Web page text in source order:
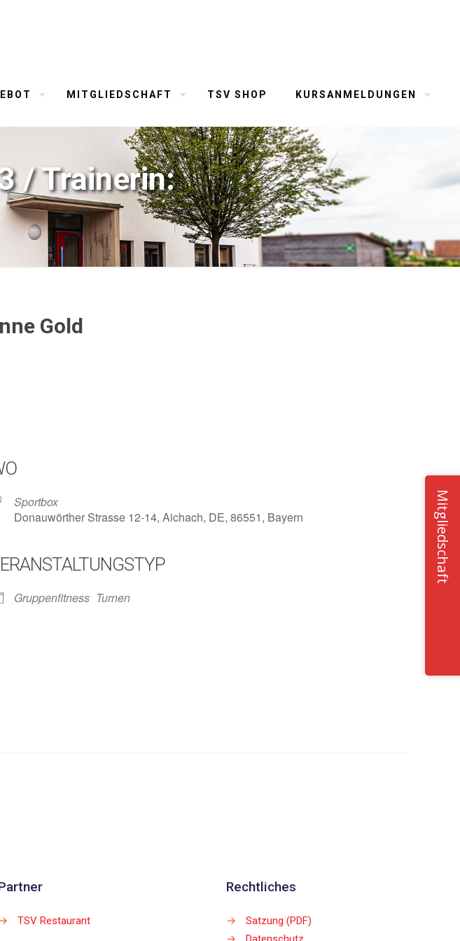
MITGLIEDSCHAFT TSV SHOP KURSANMELDUNGEN
/ Trainerin:
Gold
Sportbox
Donauwörther Strasse 12-14, Aichach, DE, 86551, Bayern
Gruppenfitness Turnen
TSV Restaurant
Rechtliches
→
Satzung (PDF)
Mitgliedschaft